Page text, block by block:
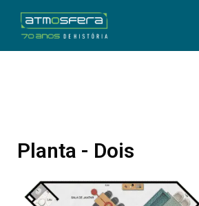
Planta - Dois